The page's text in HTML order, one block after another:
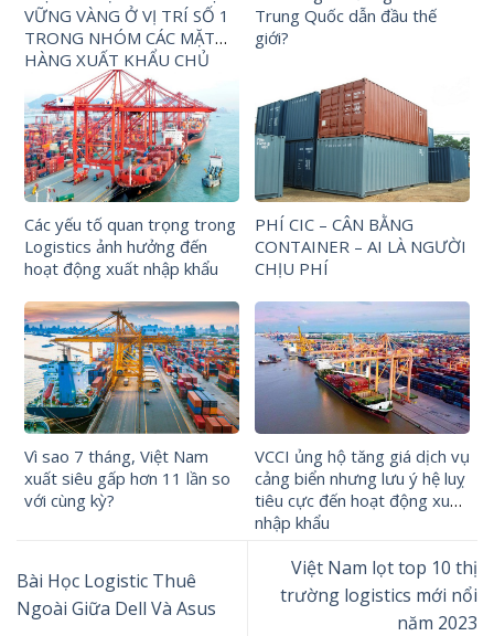
VỮNG VÀNG Ở VỊ TRÍ SỐ 1
TRONG NHÓM CÁC MẶT
HÀNG XUẤT KHẨU CHỦ
LỰC CỦA VIỆT NAM.
Trung Quốc dẫn đầu thế
giới?
Các yếu tố quan trọng trong
Logistics ảnh hưởng đến
hoạt động xuất nhập khẩu
PHÍ CIC – CÂN BẰNG
CONTAINER – AI LÀ NGƯỜI
CHỊU PHÍ
Vì sao 7 tháng, Việt Nam
xuất siêu gấp hơn 11 lần so
với cùng kỳ?
VCCI ủng hộ tăng giá dịch vụ
cảng biển nhưng lưu ý hệ luỵ
tiêu cực đến hoạt động xuất
nhập khẩu
Bài Học Logistic Thuê
Ngoài Giữa Dell Và Asus
Việt Nam lọt top 10 thị
trường logistics mới nổi
năm 2023